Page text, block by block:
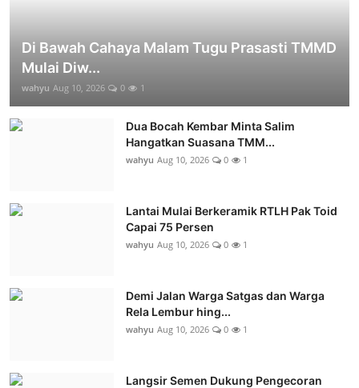
Di Bawah Cahaya Malam Tugu Prasasti TMMD
Mulai Diw...
wahyu Aug 10, 2026 0 1
Dua Bocah Kembar Minta Salim
Hangatkan Suasana TMM...
wahyu Aug 10, 2026 0 1
Lantai Mulai Berkeramik RTLH Pak Toid
Capai 75 Persen
wahyu Aug 10, 2026 0 1
Demi Jalan Warga Satgas dan Warga
Rela Lembur hing...
wahyu Aug 10, 2026 0 1
Langsir Semen Dukung Pengecoran